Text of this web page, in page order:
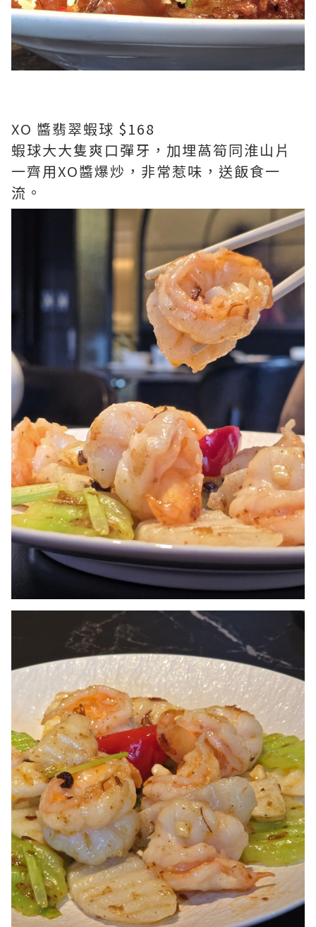
XO 醬翡翠蝦球 $168
蝦球大大隻爽口彈牙，加埋萵筍同淮山片
一齊用XO醬爆炒，非常惹味，送飯食一
流。